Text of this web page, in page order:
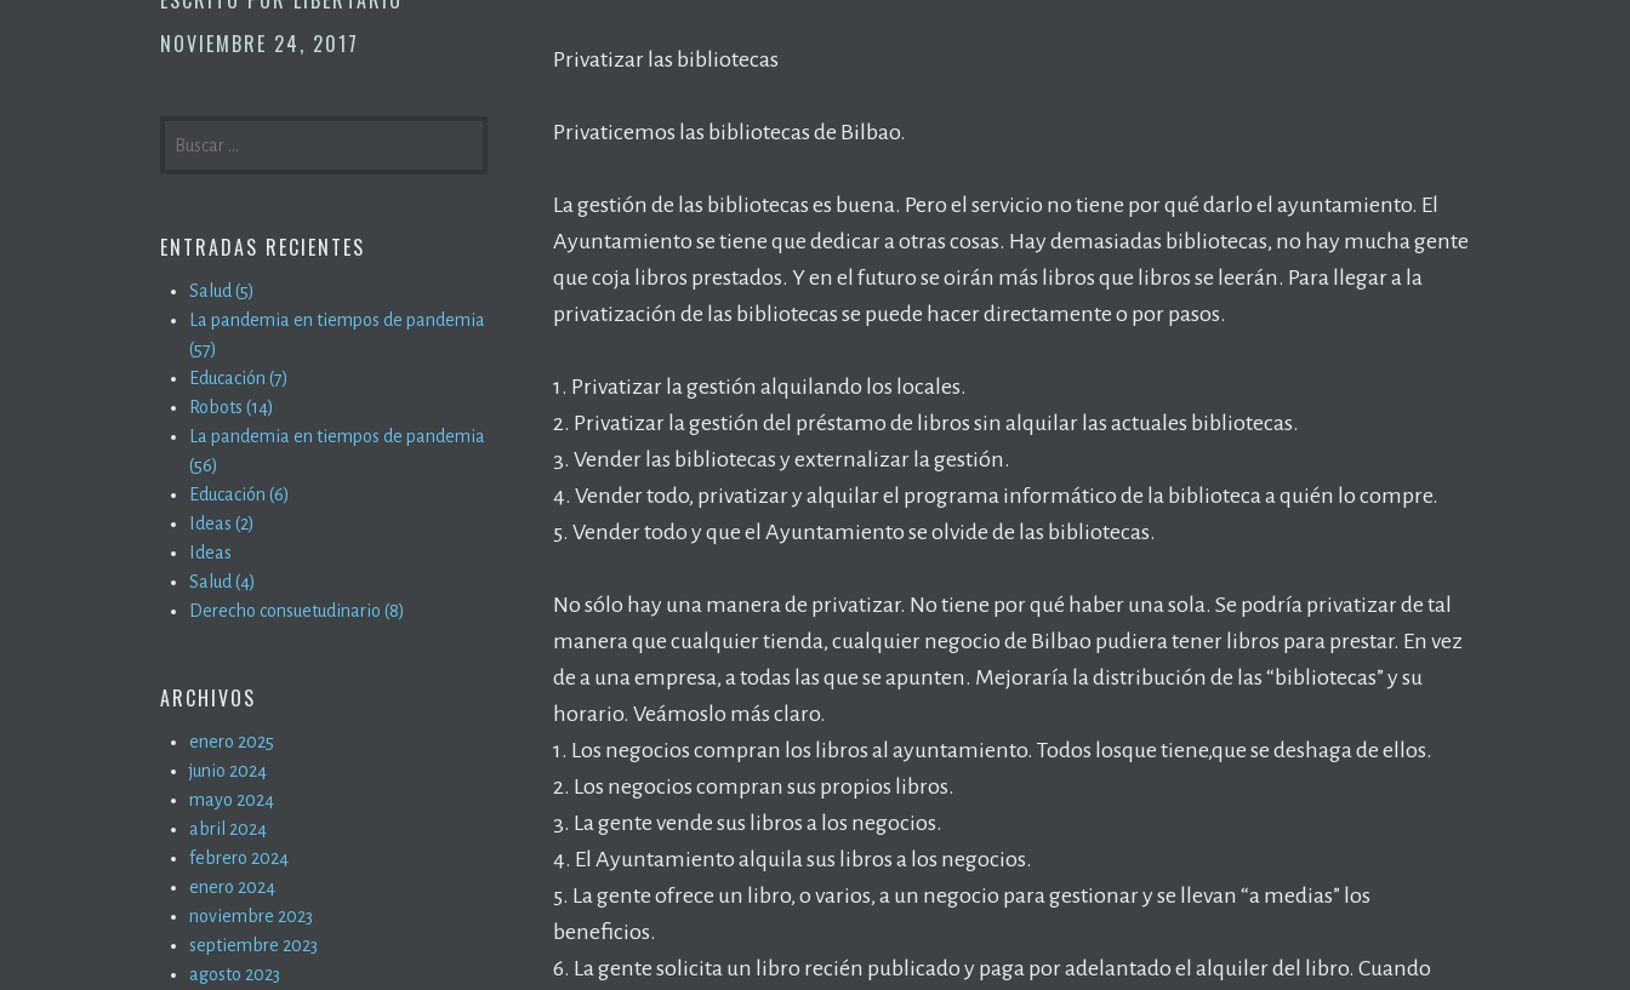
NOVIEMBRE 24, 2017
Privatizar las bibliotecas
Privaticemos las bibliotecas de Bilbao.
La gestión de las bibliotecas es buena. Pero el servicio no tiene por qué darlo el ayuntamiento. El
Ayuntamiento se tiene que dedicar a otras cosas. Hay demasiadas bibliotecas, no hay mucha gente
que coja libros prestados. Y en el futuro se oirán más libros que libros se leerán. Para llegar a la
privatización de las bibliotecas se puede hacer directamente o por pasos.
1. Privatizar la gestión alquilando los locales.
2. Privatizar la gestión del préstamo de libros sin alquilar las actuales bibliotecas.
3. Vender las bibliotecas y externalizar la gestión.
4. Vender todo, privatizar y alquilar el programa informático de la biblioteca a quién lo compre.
5. Vender todo y que el Ayuntamiento se olvide de las bibliotecas.
No sólo hay una manera de privatizar. No tiene por qué haber una sola. Se podría privatizar de tal
manera que cualquier tienda, cualquier negocio de Bilbao pudiera tener libros para prestar. En vez
de a una empresa, a todas las que se apunten. Mejoraría la distribución de las “bibliotecas” y su
horario. Veámoslo más claro.
1. Los negocios compran los libros al ayuntamiento. Todos losque tiene,que se deshaga de ellos.
2. Los negocios compran sus propios libros.
3. La gente vende sus libros a los negocios.
4. El Ayuntamiento alquila sus libros a los negocios.
5. La gente ofrece un libro, o varios, a un negocio para gestionar y se llevan “a medias” los
beneficios.
6. La gente solicita un libro recién publicado y paga por adelantado el alquiler del libro. Cuando
ENTRADAS RECIENTES
Salud (5)
La pandemia en tiempos de pandemia
(57)
Educación (7)
Robots (14)
La pandemia en tiempos de pandemia
(56)
Educación (6)
Ideas (2)
Ideas
Salud (4)
Derecho consuetudinario (8)
ARCHIVOS
enero 2025
junio 2024
mayo 2024
abril 2024
febrero 2024
enero 2024
noviembre 2023
septiembre 2023
agosto 2023